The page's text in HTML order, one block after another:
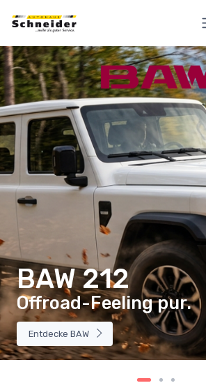
BAW 212
Offroad-Feeling pur.
Entdecke BAW